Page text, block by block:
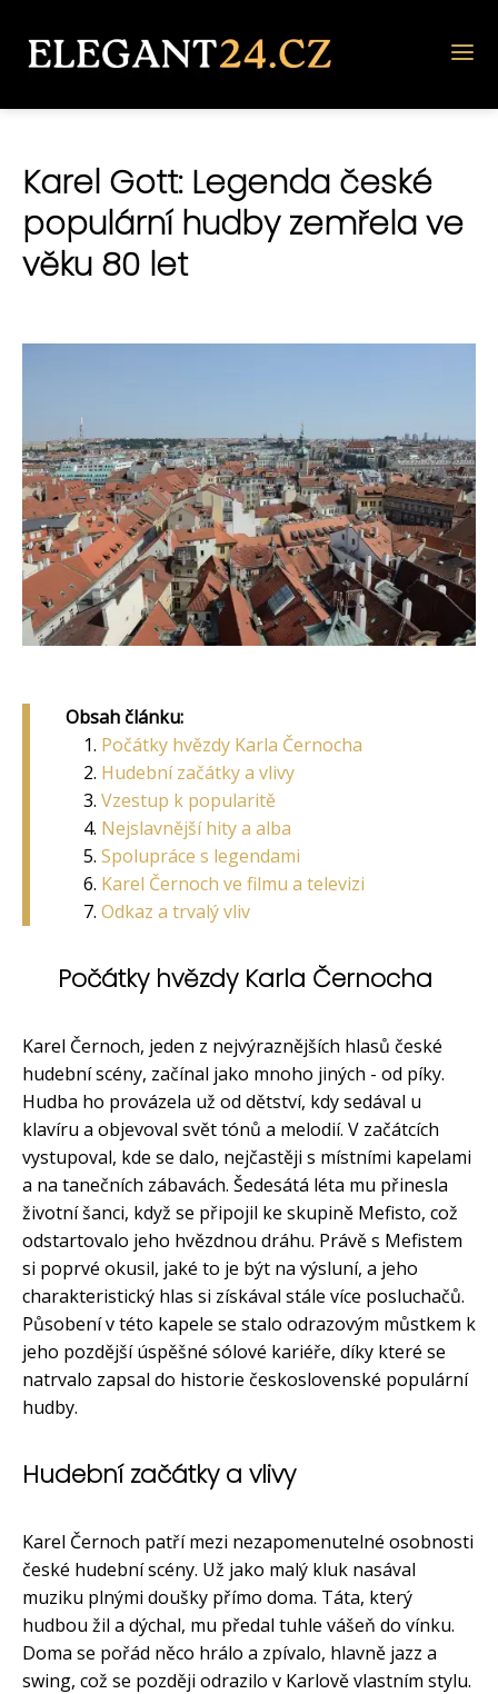
Karel Gott: Legenda české
populární hudby zemřela ve
věku 80 let
Obsah článku:
Počátky hvězdy Karla Černocha
Hudební začátky a vlivy
Vzestup k popularitě
Nejslavnější hity a alba
Spolupráce s legendami
Karel Černoch ve filmu a televizi
Odkaz a trvalý vliv
Počátky hvězdy Karla Černocha
Karel Černoch, jeden z nejvýraznějších hlasů české
hudební scény, začínal jako mnoho jiných - od píky.
Hudba ho provázela už od dětství, kdy sedával u
klavíru a objevoval svět tónů a melodií. V začátcích
vystupoval, kde se dalo, nejčastěji s místními kapelami
a na tanečních zábavách. Šedesátá léta mu přinesla
životní šanci, když se připojil ke skupině Mefisto, což
odstartovalo jeho hvězdnou dráhu. Právě s Mefistem
si poprvé okusil, jaké to je být na výsluní, a jeho
charakteristický hlas si získával stále více posluchačů.
Působení v této kapele se stalo odrazovým můstkem k
jeho pozdější úspěšné sólové kariéře, díky které se
natrvalo zapsal do historie československé populární
hudby.
Hudební začátky a vlivy
Karel Černoch patří mezi nezapomenutelné osobnosti
české hudební scény. Už jako malý kluk nasával
muziku plnými doušky přímo doma. Táta, který
hudbou žil a dýchal, mu předal tuhle vášeň do vínku.
Doma se pořád něco hrálo a zpívalo, hlavně jazz a
swing, což se později odrazilo v Karlově vlastním stylu.